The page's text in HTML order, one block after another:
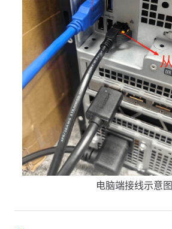
电脑端接线示意图